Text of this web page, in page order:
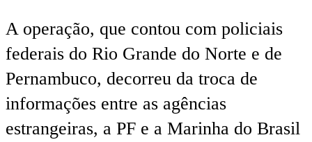
A operação, que contou com policiais
federais do Rio Grande do Norte e de
Pernambuco, decorreu da troca de
informações entre as agências
estrangeiras, a PF e a Marinha do Brasil